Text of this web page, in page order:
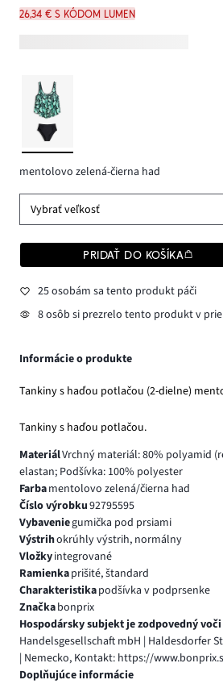
26,34 € s kódom LUMEN
mentolovo zelená-čierna had
Vybrať veľkosť
PRIDAŤ DO KOŠÍKA
25 osobám sa tento produkt páči
8 osôb si prezrelo tento produkt v
Informácie o produkte
Tankiny s haďou potlačou (2-dielne)
Tankiny s haďou potlačou.
MateriálVrchný materiál: 80% polyamid
elastan; Podšívka: 100% polyester
Farbamentolovo zelená/čierna had
Číslo výrobku92795595
Vybaveniegumička pod prsiami
Výstrihokrúhly výstrih, normálny
Vložkyintegrované
Ramienkaprišité, štandard
Charakteristikapodšívka v podprsenke
Značkabonprix
Hospodársky subjekt je zodpovedný voči
Handelsgesellschaft mbH | Haldesdorfer
| Nemecko, Kontakt: https://
Doplňujúce informácie